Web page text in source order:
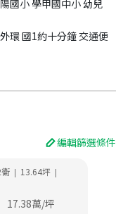
國小 學甲國中小 幼兒
環 國1約十分鐘 交通便
編輯篩選條件
| 13.64坪 |
17.38萬/坪